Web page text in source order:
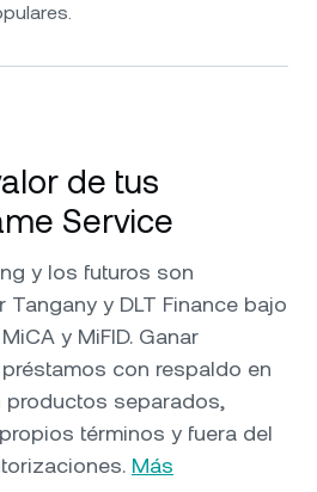
de tus
Service
y los futuros son
y DLT Finance bajo
y MiFID. Ganar
con respaldo en
separados,
términos y fuera del
Más